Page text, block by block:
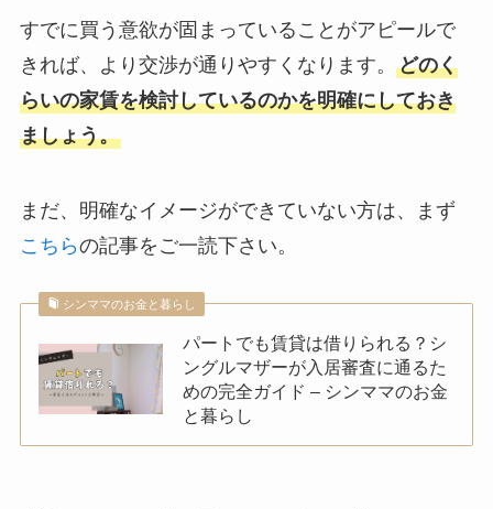
すでに買う意欲が固まっていることがアピールで
きれば、より交渉が通りやすくなります。 どのく
らいの家賃を検討しているのかを明確にしておき
ましょう。
まだ、明確なイメージができていない方は、まず
こちらの記事をご一読下さい。
シンママのお金と暮らし
パートでも賃貸は借りられる？シ
ングルマザーが入居審査に通るた
めの完全ガイド – シンママのお金
と暮らし